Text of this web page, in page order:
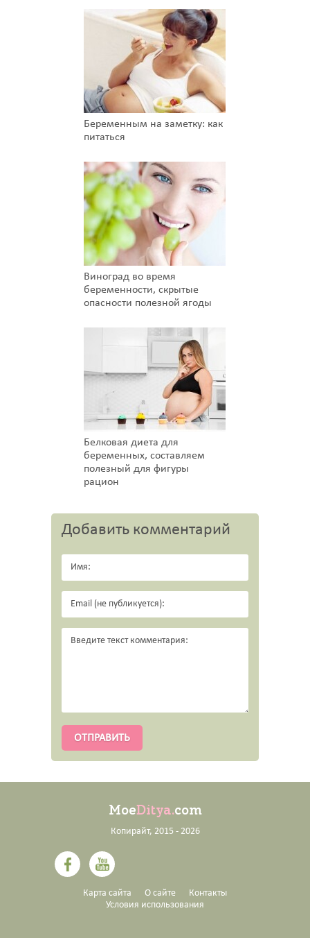
Беременным на заметку: как
питаться
Виноград во время
беременности, скрытые
опасности полезной ягоды
Белковая диета для
беременных, составляем
полезный для фигуры
рацион
Добавить комментарий
MoeDitya.com
Копирайт, 2015 - 2026
Карта сайта О сайте
Контакты
Условия использования